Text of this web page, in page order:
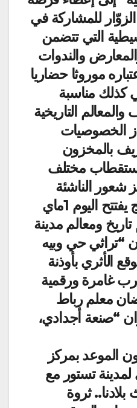
للمشاركة في
التي تتضمن
والندوات
موروثا حضاريا
كذلك مناسبة
والمعالم التاريخية
الخصوصيات
بالمخزون
مختلف
شعور الناشئة
بالانتماء “فان البرنامج يفتتح اليوم 1ماي
ومعالم مدينة
“تراثي حي وبيه
الأثري بأوذنة
غامرة ورقمية
معلم رباط
“صنعة أجدادي،
الموعد بمركز
لمدينة تستور مع
ثروة